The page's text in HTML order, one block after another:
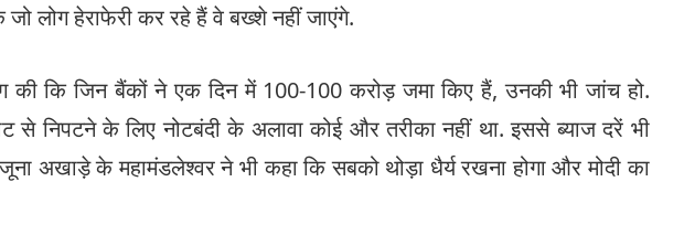
जो लोग हेराफेरी कर रहे हैं वे बख्शे नहीं जाएंगे.
की कि जिन बैंकों ने एक दिन में 100-100 करोड़ जमा किए हैं, उनकी भी जांच हो.
से निपटने के लिए नोटबंदी के अलावा कोई और तरीका नहीं था. इससे ब्याज दरें भी
अखाड़े के महामंडलेश्वर ने भी कहा कि सबको थोड़ा धैर्य रखना होगा और मोदी का